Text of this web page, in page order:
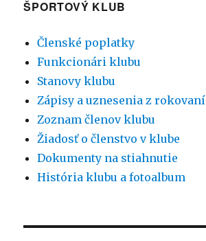
ŠPORTOVÝ KLUB
Členské poplatky
Funkcionári klubu
Stanovy klubu
Zápisy a uznesenia z rokovaní
Zoznam členov klubu
Žiadosť o členstvo v klube
Dokumenty na stiahnutie
História klubu a fotoalbum